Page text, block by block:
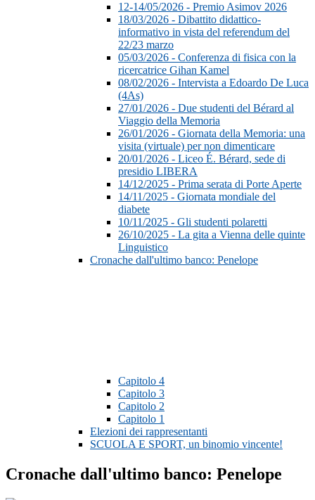
12-14/05/2026 - Premio Asimov 2026
18/03/2026 - Dibattito didattico-
informativo in vista del referendum del
22/23 marzo
05/03/2026 - Conferenza di fisica con la
ricercatrice Gihan Kamel
08/02/2026 - Intervista a Edoardo De Luca
(4As)
27/01/2026 - Due studenti del Bérard al
Viaggio della Memoria
26/01/2026 - Giornata della Memoria: una
visita (virtuale) per non dimenticare
20/01/2026 - Liceo É. Bérard, sede di
presidio LIBERA
14/12/2025 - Prima serata di Porte Aperte
14/11/2025 - Giornata mondiale del
diabete
10/11/2025 - Gli studenti polaretti
26/10/2025 - La gita a Vienna delle quinte
Linguistico
Cronache dall'ultimo banco: Penelope
Capitolo 4
Capitolo 3
Capitolo 2
Capitolo 1
Elezioni dei rappresentanti
SCUOLA E SPORT, un binomio vincente!
Cronache dall'ultimo banco: Penelope